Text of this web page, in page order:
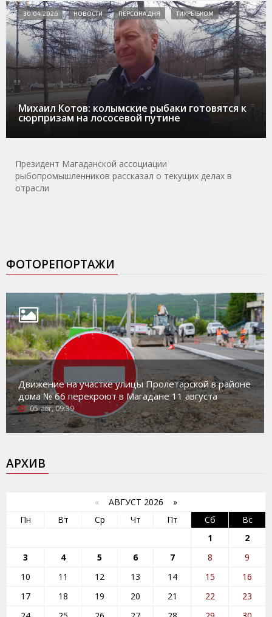
Михаил Котов: колымские рыбаки готовятся к
сюрпризам на лососевой путине
30.04.2026 НОВОСТИ ПЕРСОНА ДНЯ ТИХРЫБКОМ
Президент Магаданской ассоциации
рыбопромышленников рассказал о текущих делах в
отрасли
ФОТОРЕПОРТАЖИ
Движение на участке улицы Пролетарской в районе
дома № 66 перекроют в Магадане 11 августа
05-авг, 09:39
АРХИВ
« АВГУСТ 2026 »
Пн
Вт Ср Чт Пт Сб
Вс
1
2
3
4 5 6 7 8
9
10
11 12 13 14 15
16
17
18 19 20 21 22
23